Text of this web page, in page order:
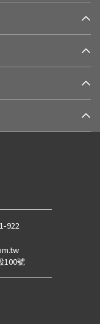
922
100號